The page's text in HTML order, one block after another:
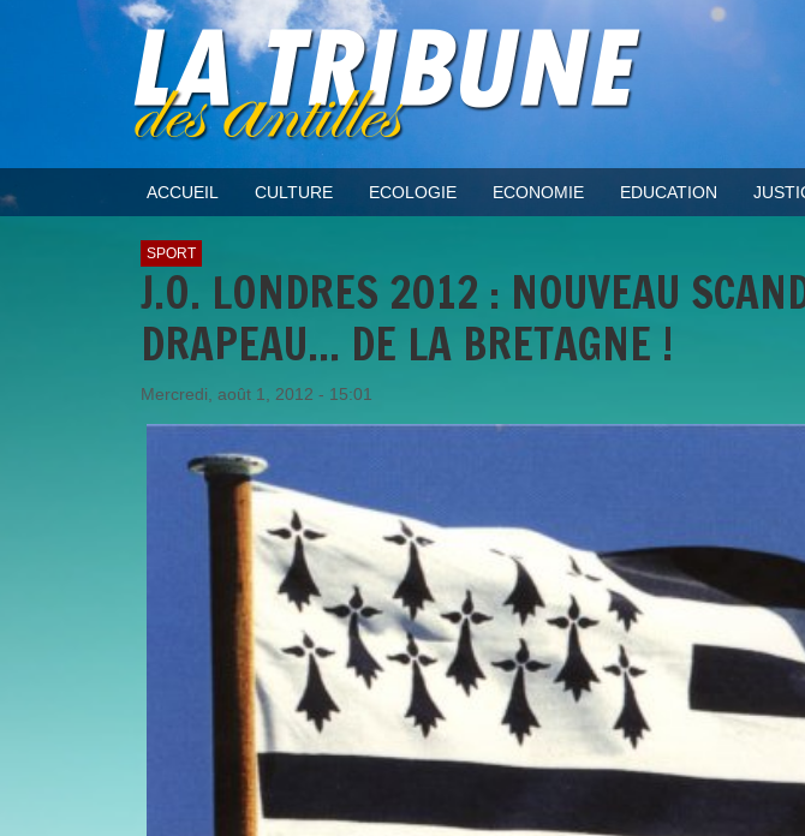
ACCUEIL CULTURE ECOLOGIE ECONOMIE EDUCATION
SPORT
J.O. LONDRES 2012 : NOUVEAU
DRAPEAU... DE LA BRETAGNE !
Mercredi, août 1, 2012 - 15:01